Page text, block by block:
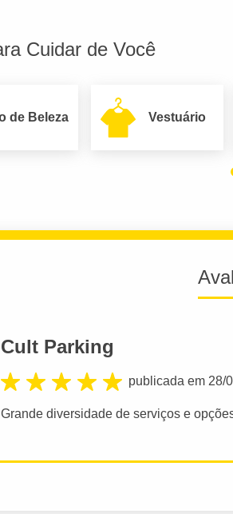
Cuidar de Você
de Beleza Vestuário
Cult Parking
publicada em 28/
Grande diversidade de serviços e